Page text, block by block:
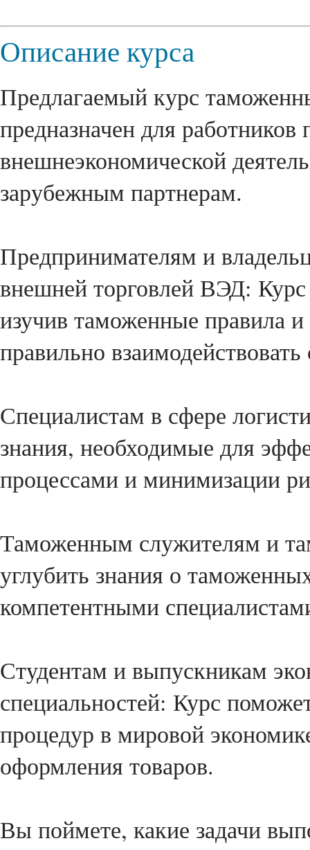
Описание курса
Предлагаемый курс
предназначен для
внешнеэкономической
зарубежным партнерам.
Предпринимателям и
внешней торговлей ВЭД:
изучив таможенные правила
правильно
Специалистам в сфере
знания, необходимые для
процессами и минимизации
Таможенным служителям и
углубить знания о
компетентными
Студентам и выпускникам
специальностей: Курс
процедур в мировой
оформления товаров.
Вы поймете, какие задачи